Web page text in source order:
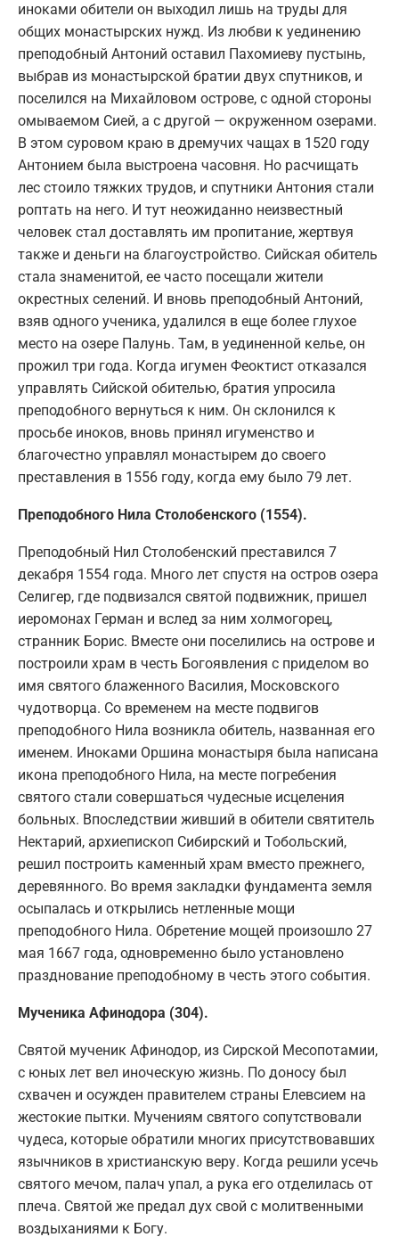
иноками обители он выходил лишь на труды для
общих монастырских нужд. Из любви к уединению
преподобный Антоний оставил Пахомиеву пустынь,
выбрав из монастырской братии двух спутников, и
поселился на Михайловом острове, с одной стороны
омываемом Сией, а с другой — окруженном озерами.
В этом суровом краю в дремучих чащах в 1520 году
Антонием была выстроена часовня. Но расчищать
лес стоило тяжких трудов, и спутники Антония стали
роптать на него. И тут неожиданно неизвестный
человек стал доставлять им пропитание, жертвуя
также и деньги на благоустройство. Сийская обитель
стала знаменитой, ее часто посещали жители
окрестных селений. И вновь преподобный Антоний,
взяв одного ученика, удалился в еще более глухое
место на озере Палунь. Там, в уединенной келье, он
прожил три года. Когда игумен Феоктист отказался
управлять Сийской обителью, братия упросила
преподобного вернуться к ним. Он склонился к
просьбе иноков, вновь принял игуменство и
благочестно управлял монастырем до своего
преставления в 1556 году, когда ему было 79 лет.
Преподобного Нила Столобенского (1554).
Преподобный Нил Столобенский преставился 7
декабря 1554 года. Много лет спустя на остров озера
Селигер, где подвизался святой подвижник, пришел
иеромонах Герман и вслед за ним холмогорец,
странник Борис. Вместе они поселились на острове и
построили храм в честь Богоявления с приделом во
имя святого блаженного Василия, Московского
чудотворца. Со временем на месте подвигов
преподобного Нила возникла обитель, названная его
именем. Иноками Оршина монастыря была написана
икона преподобного Нила, на месте погребения
святого стали совершаться чудесные исцеления
больных. Впоследствии живший в обители святитель
Нектарий, архиепископ Сибирский и Тобольский,
решил построить каменный храм вместо прежнего,
деревянного. Во время закладки фундамента земля
осыпалась и открылись нетленные мощи
преподобного Нила. Обретение мощей произошло 27
мая 1667 года, одновременно было установлено
празднование преподобному в честь этого события.
Мученика Афинодора (304).
Святой мученик Афинодор, из Сирской Месопотамии,
с юных лет вел иноческую жизнь. По доносу был
схвачен и осужден правителем страны Елевсием на
жестокие пытки. Мучениям святого сопутствовали
чудеса, которые обратили многих присутствовавших
язычников в христианскую веру. Когда решили усечь
святого мечом, палач упал, а рука его отделилась от
плеча. Святой же предал дух свой с молитвенными
воздыханиями к Богу.